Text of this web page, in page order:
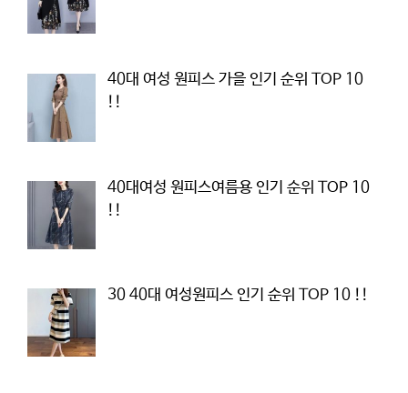
40대 여성 원피스 가을 인기 순위 TOP 10
!!
40대여성 원피스여름용 인기 순위 TOP 10
!!
30 40대 여성원피스 인기 순위 TOP 10 !!